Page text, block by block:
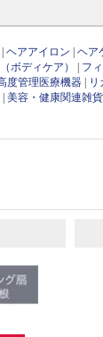
|ヘアアイロン |ヘア
ボディケア） フ
度管理医療機器 リ
|美容・健康関連雑貨